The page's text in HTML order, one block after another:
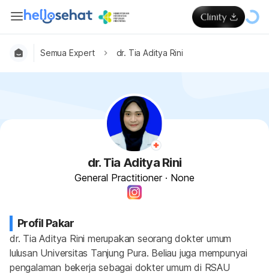
Semua Expert dr. Tia Aditya Rini
dr. Tia Aditya Rini
General Practitioner · None
Profil Pakar
dr. Tia Aditya Rini merupakan seorang dokter umum
lulusan Universitas Tanjung Pura. Beliau juga mempunyai
pengalaman bekerja sebagai dokter umum di RSAU